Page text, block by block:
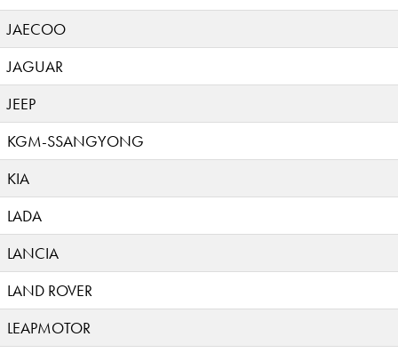
JAECOO
JAGUAR
JEEP
KGM-SSANGYONG
KIA
LADA
LANCIA
LAND ROVER
LEAPMOTOR